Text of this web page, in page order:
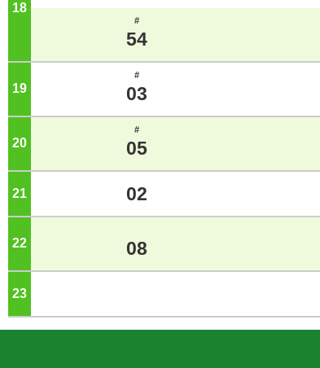
18 ジ
#
54
19
#
03
20
#
05
21 02
22 08
23